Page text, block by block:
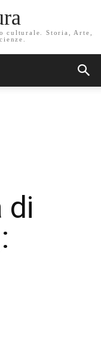
culturale. Storia, Arte,
di